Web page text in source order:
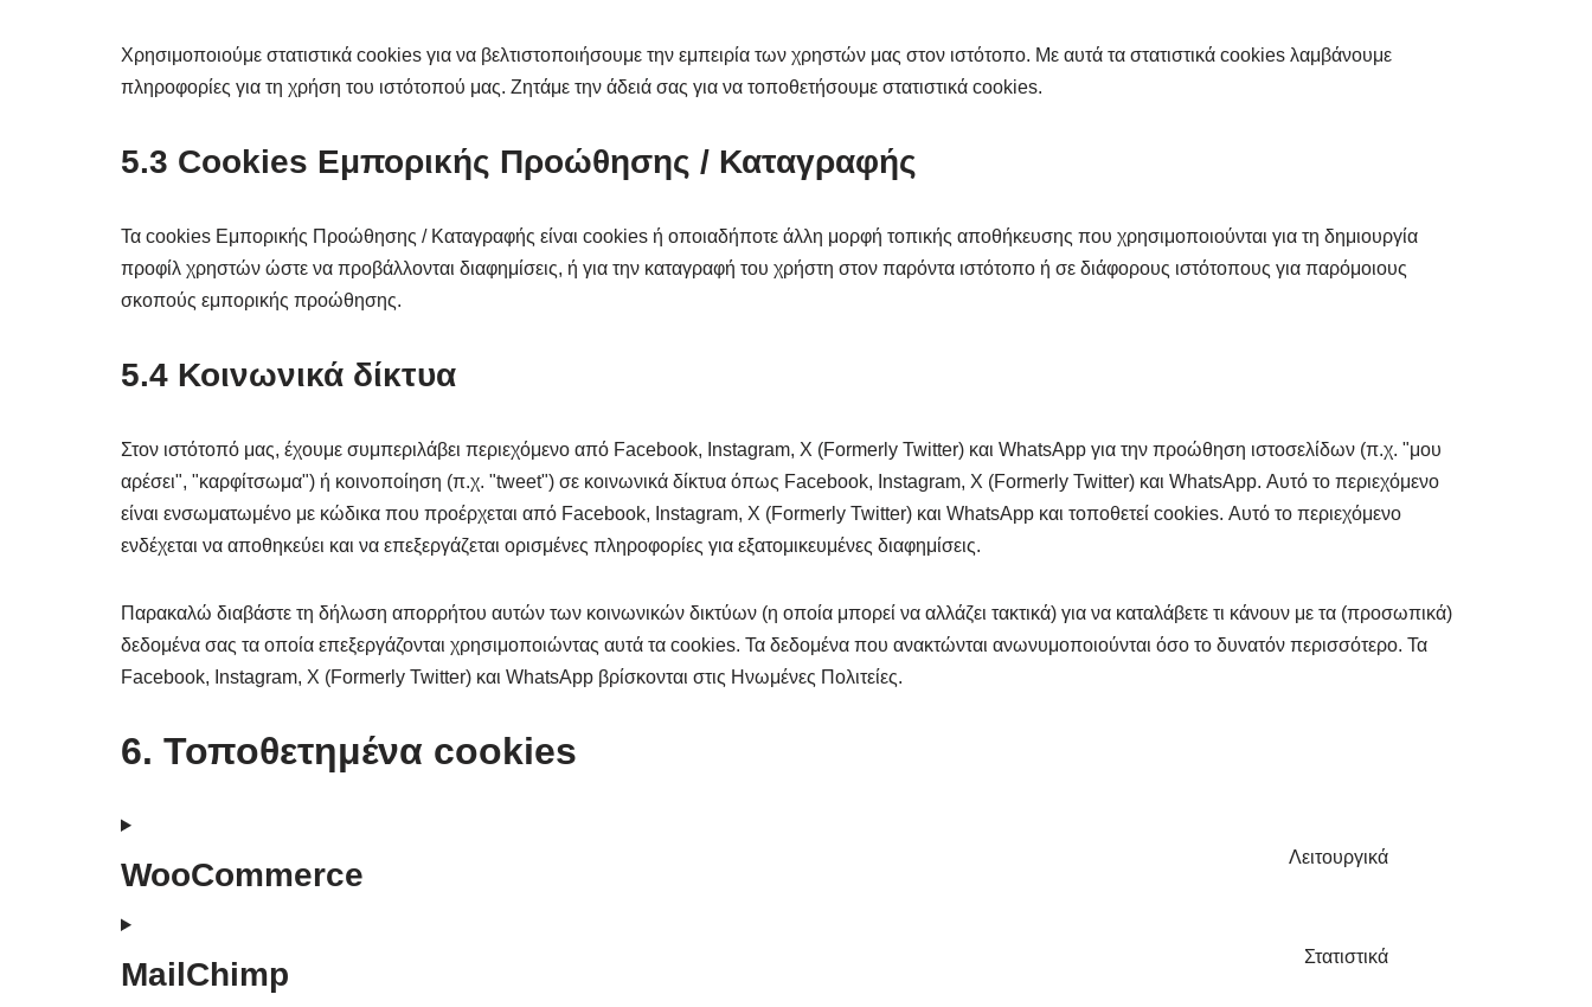
Χρησιμοποιούμε στατιστικά cookies για να βελτιστοποιήσουμε την εμπειρία των χρηστών μας στον ιστότοπο. Με αυτά τα στατιστικά cookies λαμβάνουμε
πληροφορίες για τη χρήση του ιστότοπού μας. Ζητάμε την άδειά σας για να τοποθετήσουμε στατιστικά cookies.
5.3 Cookies Εμπορικής Προώθησης / Καταγραφής
Τα cookies Εμπορικής Προώθησης / Καταγραφής είναι cookies ή οποιαδήποτε άλλη μορφή τοπικής αποθήκευσης που χρησιμοποιούνται για τη δημιουργία
προφίλ χρηστών ώστε να προβάλλονται διαφημίσεις, ή για την καταγραφή του χρήστη στον παρόντα ιστότοπο ή σε διάφορους ιστότοπους για παρόμοιους
σκοπούς εμπορικής προώθησης.
5.4 Κοινωνικά δίκτυα
Στον ιστότοπό μας, έχουμε συμπεριλάβει περιεχόμενο από Facebook, Instagram, X (Formerly Twitter) και WhatsApp για την προώθηση ιστοσελίδων (π.χ. "μου
αρέσει", "καρφίτσωμα") ή κοινοποίηση (π.χ. "tweet") σε κοινωνικά δίκτυα όπως Facebook, Instagram, X (Formerly Twitter) και WhatsApp. Αυτό το περιεχόμενο
είναι ενσωματωμένο με κώδικα που προέρχεται από Facebook, Instagram, X (Formerly Twitter) και WhatsApp και τοποθετεί cookies. Αυτό το περιεχόμενο
ενδέχεται να αποθηκεύει και να επεξεργάζεται ορισμένες πληροφορίες για εξατομικευμένες διαφημίσεις.
Παρακαλώ διαβάστε τη δήλωση απορρήτου αυτών των κοινωνικών δικτύων (η οποία μπορεί να αλλάζει τακτικά) για να καταλάβετε τι κάνουν με τα (προσωπικά)
δεδομένα σας τα οποία επεξεργάζονται χρησιμοποιώντας αυτά τα cookies. Τα δεδομένα που ανακτώνται ανωνυμοποιούνται όσο το δυνατόν περισσότερο. Τα
Facebook, Instagram, X (Formerly Twitter) και WhatsApp βρίσκονται στις Ηνωμένες Πολιτείες.
6. Τοποθετημένα cookies
WooCommerce Λειτουργικά
MailChimp Στατιστικά